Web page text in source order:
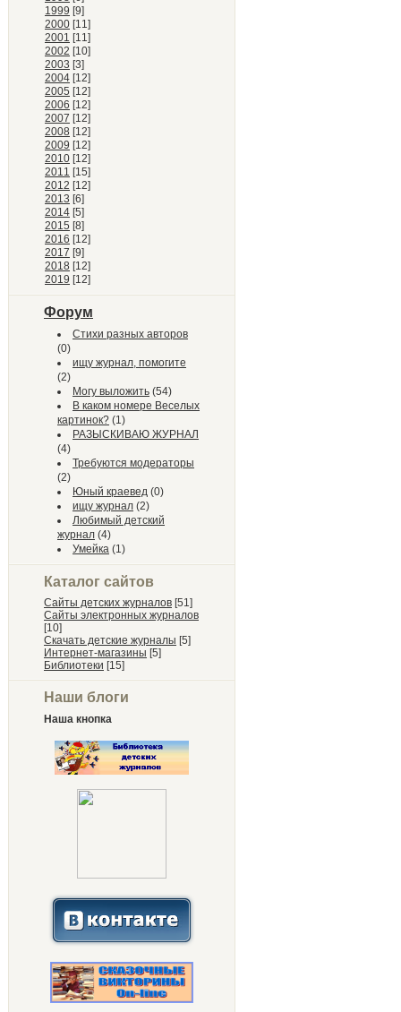
1999 [9]
2000 [11]
2001 [11]
2002 [10]
2003 [3]
2004 [12]
2005 [12]
2006 [12]
2007 [12]
2008 [12]
2009 [12]
2010 [12]
2011 [15]
2012 [12]
2013 [6]
2014 [5]
2015 [8]
2016 [12]
2017 [9]
2018 [12]
2019 [12]
Форум
Стихи разных авторов
(0)
ищу журнал, помогите
(2)
Могу выложить (54)
В каком номере Веселых
картинок? (1)
РАЗЫСКИВАЮ ЖУРНАЛ
(4)
Требуются модераторы
(2)
Юный краевед (0)
ищу журнал (2)
Любимый детский
журнал (4)
Умейка (1)
Каталог сайтов
Сайты детских журналов [51]
Сайты электронных журналов
[10]
Скачать детские журналы [5]
Интернет-магазины [5]
Библиотеки [15]
Наши блоги
Наша кнопка